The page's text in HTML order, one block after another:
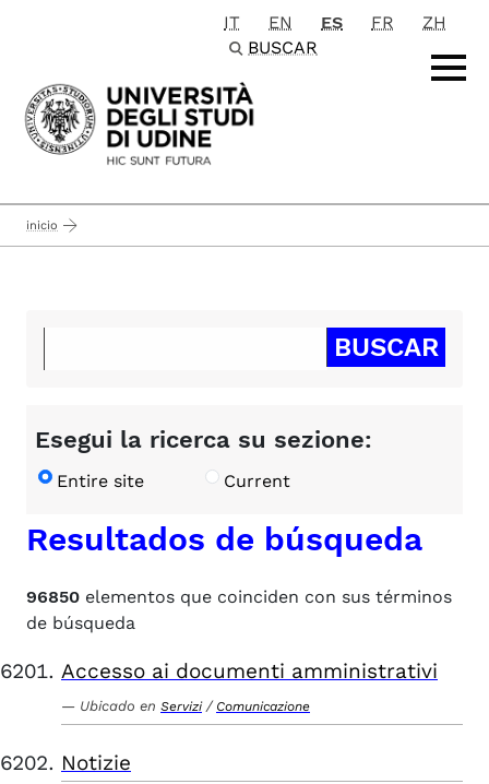
Passa al contenuto principale
IT EN ES FR
ZH
BUSCAR
inicio
Esegui la ricerca su sezione:
Entire site Current
Resultados de búsqueda
96850 elementos que coinciden con sus términos
de búsqueda
Accesso ai documenti amministrativi
Ubicado en Servizi / Comunicazione
Notizie